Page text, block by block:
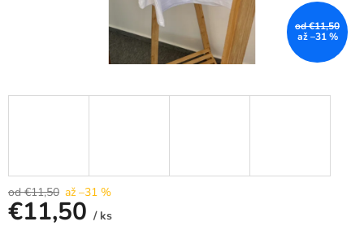
od €11,50
až –31 %
od €11,50 až –31 %
€11,50 / ks